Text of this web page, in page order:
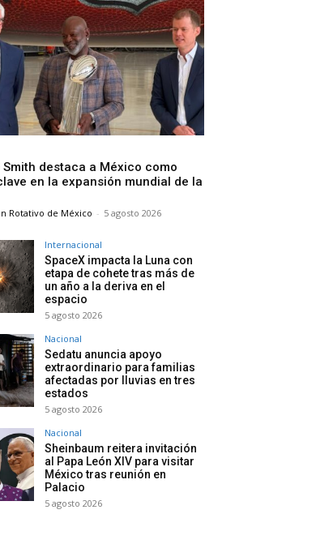
Smith destaca a México como
en la expansión mundial de la
Rotativo de México - 5 agosto 2026
Internacional
SpaceX impacta la Luna con
etapa de cohete tras más de
un año a la deriva en el
espacio
5 agosto 2026
Nacional
Sedatu anuncia apoyo
extraordinario para familias
afectadas por lluvias en tres
estados
5 agosto 2026
Nacional
Sheinbaum reitera invitación
al Papa León XIV para visitar
México tras reunión en
Palacio
5 agosto 2026